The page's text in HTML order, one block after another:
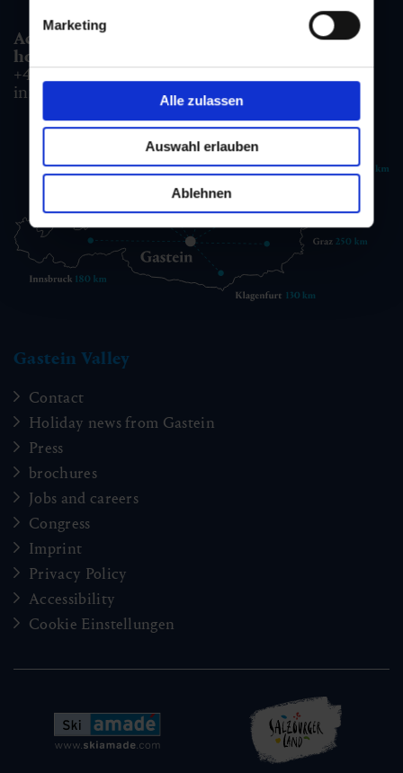
Marketing
Alle zulassen
Auswahl erlauben
Ablehnen
Accommodation information & Booking
hotline:
+43 6432 3393 990
info@gastein.com
Gastein Valley
Contact
Holiday news from Gastein
Press
brochures
Jobs and careers
Congress
Imprint
Privacy Policy
Accessibility
Cookie Einstellungen